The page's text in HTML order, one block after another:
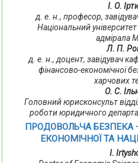
І. О.
д. е. н., професор,
Національний
адмірала
Л. П.
д. е. н., доцент, завідувач
фінансово-економічної
харчових
О. С.
Головний юрисконсульт
роботи юридичного
ПРОДОВОЛЬЧА
ЕКОНОМІЧНОЇ ТА
I.